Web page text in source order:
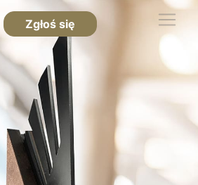
Zgłoś się